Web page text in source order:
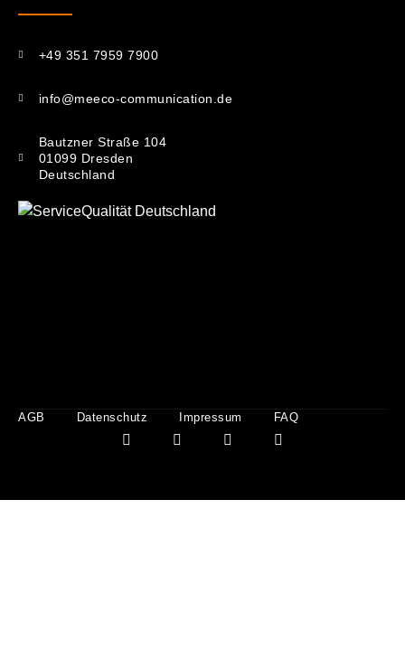
+49 351 7959 7900
info@meeco-communication.de
Bautzner Straße 104
01099 Dresden
Deutschland
AGB Datenschutz Impressum FAQ